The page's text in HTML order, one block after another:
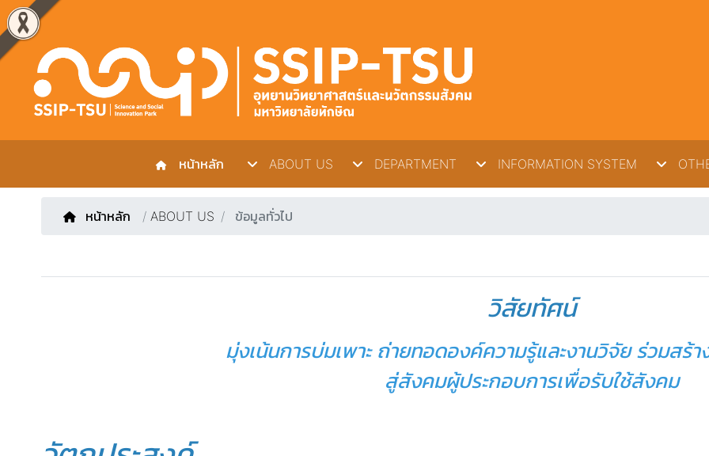
หน้าหลัก ABOUT US DEPARTMENT INFORMATION SYSTEM
หน้าหลัก / ABOUT US ข้อมูลทั่วไป
วิสัยทัศน์
มุ่งเน้นการบ่มเพาะ ถ่ายทอดองค์ความรู้และงานวิจัย ร่วมสร้
สู่สังคมผู้ประกอบการเพื่อรับใช้สังคม